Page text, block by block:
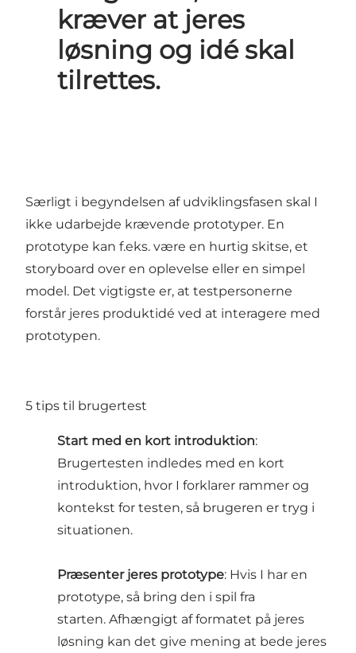
kræver at jeres
løsning og idé skal
tilrettes.
Særligt i begyndelsen af udviklingsfasen skal I
ikke udarbejde krævende prototyper. En
prototype kan f.eks. være en hurtig skitse, et
storyboard over en oplevelse eller en simpel
model. Det vigtigste er, at testpersonerne
forstår jeres produktidé ved at interagere med
prototypen.
5 tips til brugertest
Start med en kort introduktion:
Brugertesten indledes med en kort
introduktion, hvor I forklarer rammer og
kontekst for testen, så brugeren er tryg i
situationen.
Præsenter jeres prototype: Hvis I har en
prototype, så bring den i spil fra
starten. Afhængigt af formatet på jeres
løsning kan det give mening at bede jeres